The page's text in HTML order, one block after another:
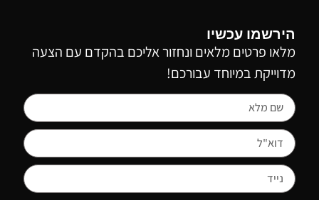
הירשמו עכשיו
מלאו פרטים מלאים ונחזור אליכם בהקדם עם הצעה
מדוייקת במיוחד עבורכם!